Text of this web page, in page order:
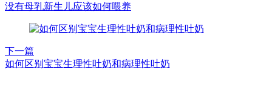
没有母乳新生儿应该如何喂养
下一篇
如何区别宝宝生理性吐奶和病理性吐奶